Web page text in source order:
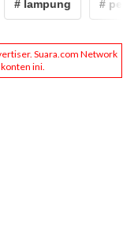
# lampung #